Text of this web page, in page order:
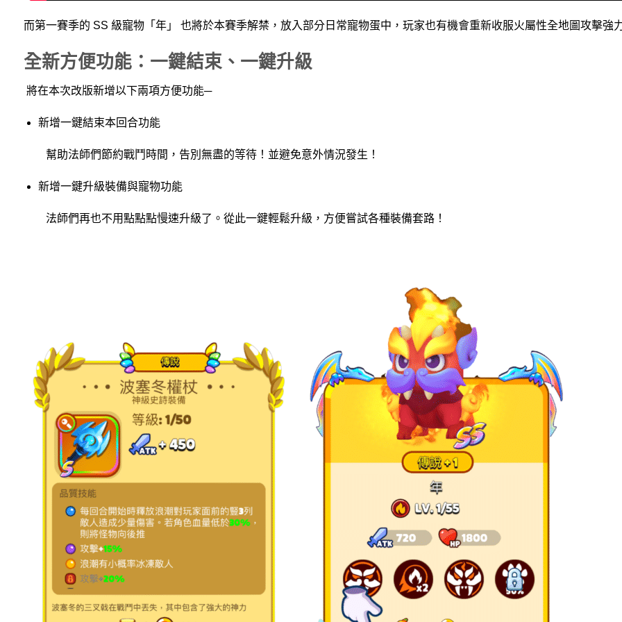
而第一賽季的 SS 級寵物「年」 也將於本賽季解禁，放入部分日常寵物蛋中，玩家也有機會重新收服火屬性全地圖攻擊強
全新方便功能：一鍵結束、一鍵升級
將在本次改版新增以下兩項方便功能─
新增一鍵結束本回合功能
幫助法師們節約戰鬥時間，告別無盡的等待！並避免意外情況發生！
新增一鍵升級裝備與寵物功能
法師們再也不用點點點慢速升級了。從此一鍵輕鬆升級，方便嘗試各種裝備套路！